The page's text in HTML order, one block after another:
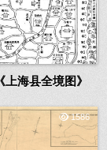
上海县全境图》
1586